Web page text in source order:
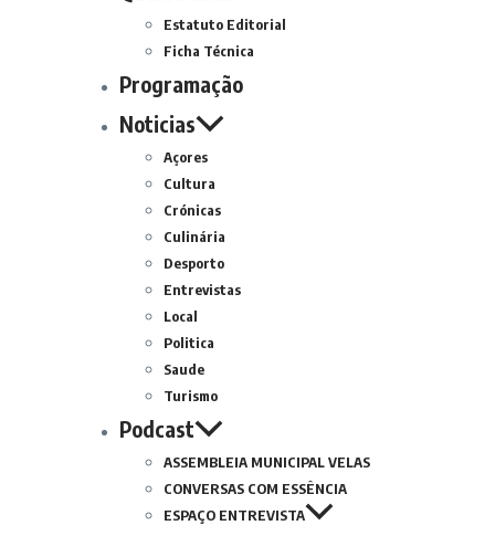
Estatuto Editorial
Ficha Técnica
Programação
Noticias
Açores
Cultura
Crónicas
Culinária
Desporto
Entrevistas
Local
Politica
Saude
Turismo
Podcast
ASSEMBLEIA MUNICIPAL VELAS
CONVERSAS COM ESSÊNCIA
ESPAÇO ENTREVISTA